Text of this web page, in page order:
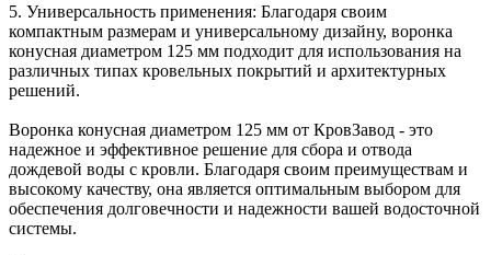
5. Универсальность применения: Благодаря своим
компактным размерам и универсальному дизайну, воронка
конусная диаметром 125 мм подходит для использования на
различных типах кровельных покрытий и архитектурных
решений.
Воронка конусная диаметром 125 мм от КровЗавод - это
надежное и эффективное решение для сбора и отвода
дождевой воды с кровли. Благодаря своим преимуществам и
высокому качеству, она является оптимальным выбором для
обеспечения долговечности и надежности вашей водосточной
системы.